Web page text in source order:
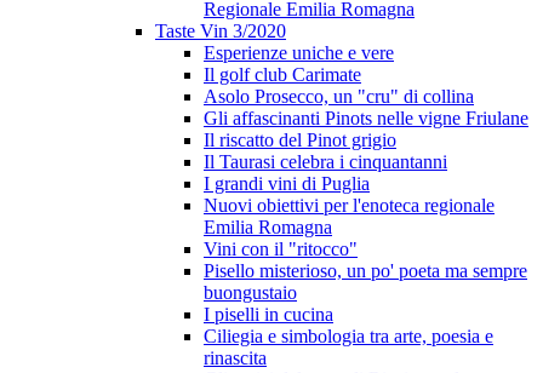
Regionale Emilia Romagna
Taste Vin 3/2020
Esperienze uniche e vere
Il golf club Carimate
Asolo Prosecco, un "cru" di collina
Gli affascinanti Pinots nelle vigne Friulane
Il riscatto del Pinot grigio
Il Taurasi celebra i cinquantanni
I grandi vini di Puglia
Nuovi obiettivi per l'enoteca regionale
Emilia Romagna
Vini con il "ritocco"
Pisello misterioso, un po' poeta ma sempre
buongustaio
I piselli in cucina
Ciliegia e simbologia tra arte, poesia e
rinascita